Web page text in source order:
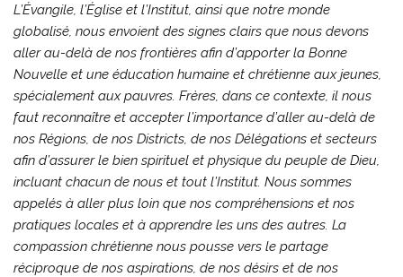
L’Évangile, l’Église et l’Institut, ainsi que notre monde
globalisé, nous envoient des signes clairs que nous devons
aller au-delà de nos frontières afin d’apporter la Bonne
Nouvelle et une éducation humaine et chrétienne aux jeunes,
spécialement aux pauvres.Frères, dans ce contexte, il nous
faut reconnaître et accepter l’importance d’aller au-delà de
nos Régions, de nos Districts, de nos Délégations et secteurs
afin d’assurer le bien spirituel et physique du peuple de Dieu,
incluant chacun de nous et tout l’Institut. Nous sommes
appelés à aller plus loin que nos compréhensions et nos
pratiques locales et à apprendre les uns des autres. La
compassion chrétienne nous pousse vers le partage
réciproque de nos aspirations, de nos désirs et de nos